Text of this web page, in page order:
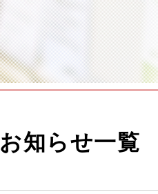
お知らせ一覧